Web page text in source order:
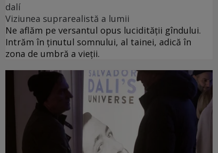
dalí
Viziunea suprarealistă a lumii
Ne aflăm pe versantul opus lucidității gîndului.
Intrăm în ținutul somnului, al tainei, adică în
zona de umbră a vieții.